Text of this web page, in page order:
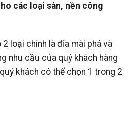
các loại sàn, nền công
loại chính là đĩa mài phá và
nhu cầu của quý khách hàng
khách có thể chọn 1 trong 2